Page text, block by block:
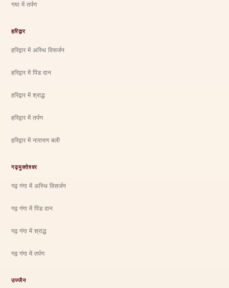
गया में तर्पण
हरिद्वार
हरिद्वार में अस्थि विसर्जन
हरिद्वार में पिंड दान
हरिद्वार में श्राद्ध
हरिद्वार में तर्पण
हरिद्वार में नारायण बली
गढ़मुक्तेश्वर
गढ़ गंगा में अस्थि विसर्जन
गढ़ गंगा में पिंड दान
गढ़ गंगा में श्राद्ध
गढ़ गंगा में तर्पण
उज्जैन